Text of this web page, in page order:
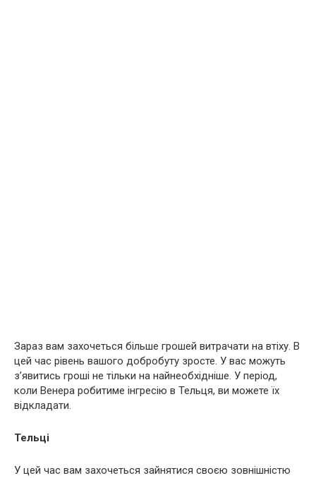
Зараз вам захочеться більше грошей витрачати на втіху. В
цей час рівень вашого добробуту зросте. У вас можуть
з’явитись гроші не тільки на найнеобхідніше. У період,
коли Венера робитиме інгресію в Тельця, ви можете їх
відкладати.
Тельці
У цей час вам захочеться зайнятися своєю зовнішністю